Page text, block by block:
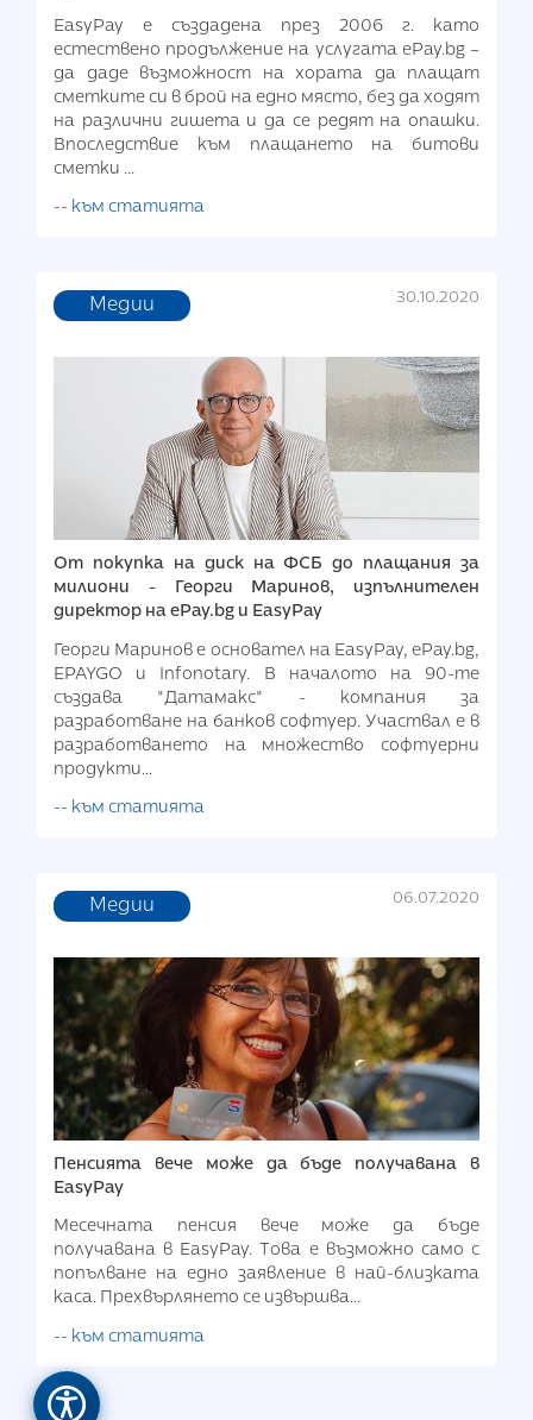
EasyPay е създадена през 2006 г. като
естествено продължение на услугата ePay.bg –
да даде възможност на хората да плащат
сметките си в брой на едно място, без да ходят
на различни гишета и да се редят на опашки.
Впоследствие към плащането на битови
сметки ...
-- към статията
Медии 30.10.2020
От покупка на диск на ФСБ до плащания за
милиони - Георги Маринов, изпълнителен
директор на ePay.bg и EasyPay
Георги Маринов е основател на EasyPay, ePay.bg,
EPAYGO и Infonotary. В началото на 90-те
създава "Датамакс" - компания за
разработване на банков софтуер. Участвал е в
разработването на множество софтуерни
продукти...
-- към статията
Медии 06.07.2020
Пенсията вече може да бъде получавана в
EasyPay
Месечната пенсия вече може да бъде
получавана в EasyPay. Tова е възможно само с
попълване на едно заявление в най-близката
каса. Прехвърлянето се извършва...
-- към статията